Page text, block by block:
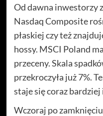
Od dawna inwestorzy
Nasdaq Composite
płaskiej czy też
hossy. MSCI Poland
przeceny. Skala
przekroczyła już 7%.
staje się coraz
Wczoraj po